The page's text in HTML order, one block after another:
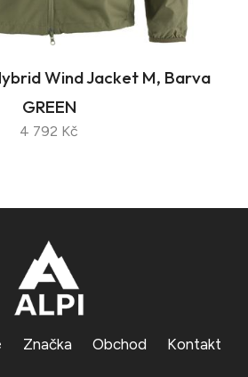
Wind Jacket M, Barva
GREEN
4 792 Kč
Značka Obchod Kontakt